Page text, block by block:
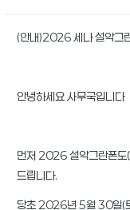
(안내)2026 세나 설악그
안녕하세요 사무국입니다
먼저 2026 설악그란폰도
드립니다.
당초 2026년 5월 30일(